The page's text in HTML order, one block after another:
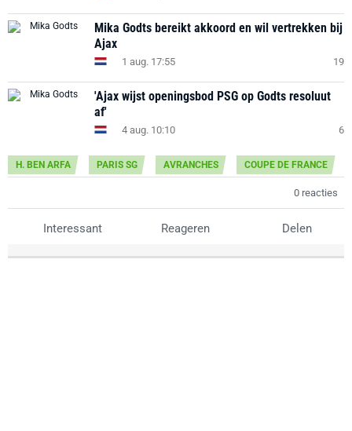
Mika Godts bereikt akkoord en wil vertrekken bij
Ajax
1 aug. 17:55 19
'Ajax wijst openingsbod PSG op Godts resoluut
af'
4 aug. 10:10 6
H. BEN ARFA PARIS SG AVRANCHES COUPE DE FRANCE
0 reacties
Interessant Reageren Delen